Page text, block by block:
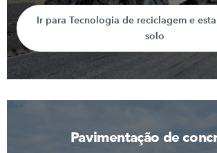
Ir para Tecnologia de reciclagem e
solo
Pavimentação de